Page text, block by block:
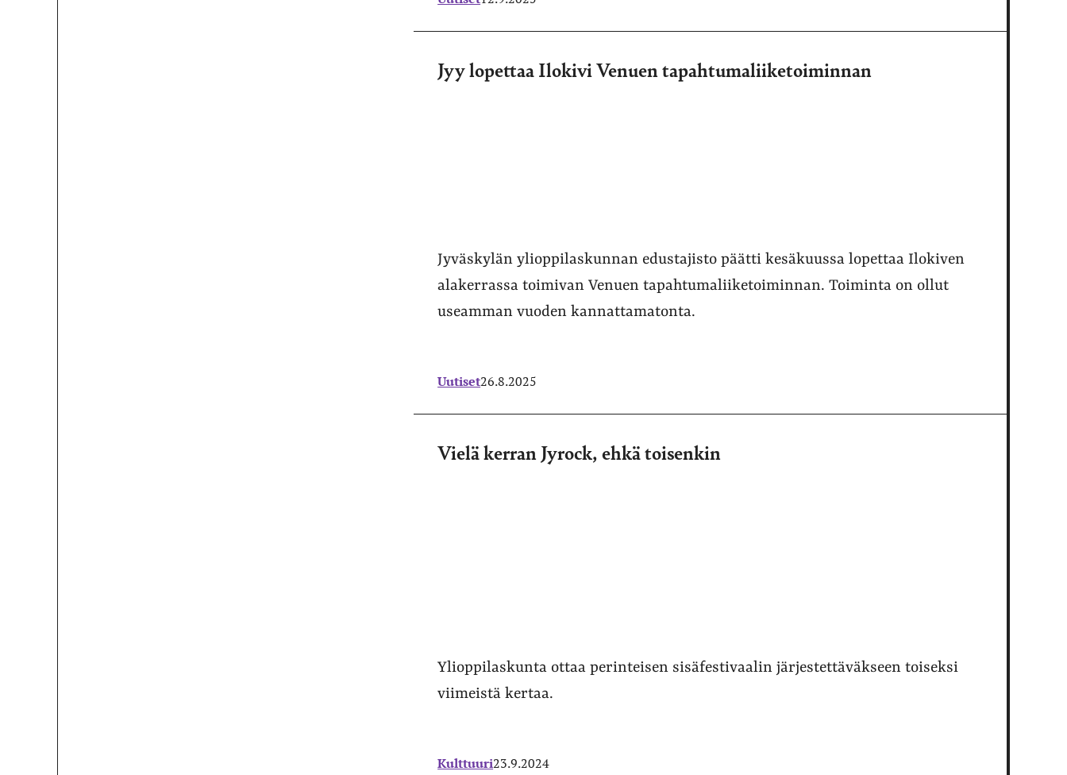
Jyy lopettaa Ilokivi Venuen tapahtumaliiketoiminnan
Jyväskylän ylioppilaskunnan edustajisto päätti kesäkuussa lopettaa Ilokiven
alakerrassa toimivan Venuen tapahtumaliiketoiminnan. Toiminta on ollut
useamman vuoden kannattamatonta.
Uutiset26.8.2025
Vielä kerran Jyrock, ehkä toisenkin
Ylioppilaskunta ottaa perinteisen sisäfestivaalin järjestettäväkseen toiseksi
viimeistä kertaa.
Kulttuuri23.9.2024